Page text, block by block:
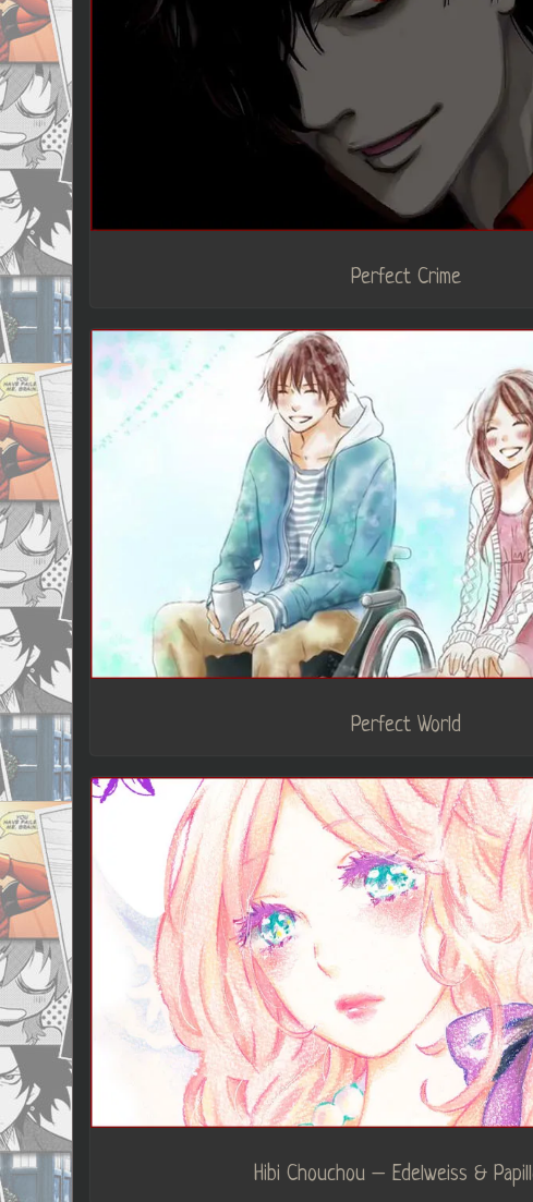
Perfect Crime
Perfect World
Hibi Chouchou – Edelweiss &